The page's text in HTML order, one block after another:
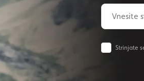
Strinjate